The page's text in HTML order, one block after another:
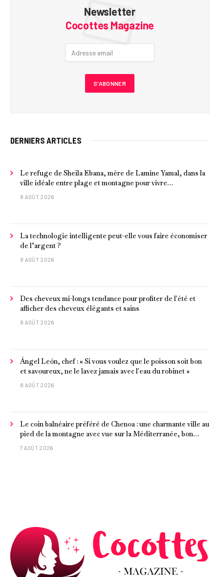
Newsletter
Cocottes Magazine
DERNIERS ARTICLES
Le refuge de Sheila Ebana, mère de Lamine Yamal, dans la
ville idéale entre plage et montagne pour vivre
tranquillement près de Barcelone
8 AOÛT 2026
La technologie intelligente peut-elle vous faire économiser
de l’argent ?
8 AOÛT 2026
Des cheveux mi-longs tendance pour profiter de l'été et
afficher des cheveux élégants et sains
8 AOÛT 2026
Ángel León, chef : « Si vous voulez que le poisson soit bon
et savoureux, ne le lavez jamais avec l'eau du robinet »
8 AOÛT 2026
Le coin balnéaire préféré de Chenoa : une charmante ville au
pied de la montagne avec vue sur la Méditerranée, bon
poisson et criques isolées
7 AOÛT 2026